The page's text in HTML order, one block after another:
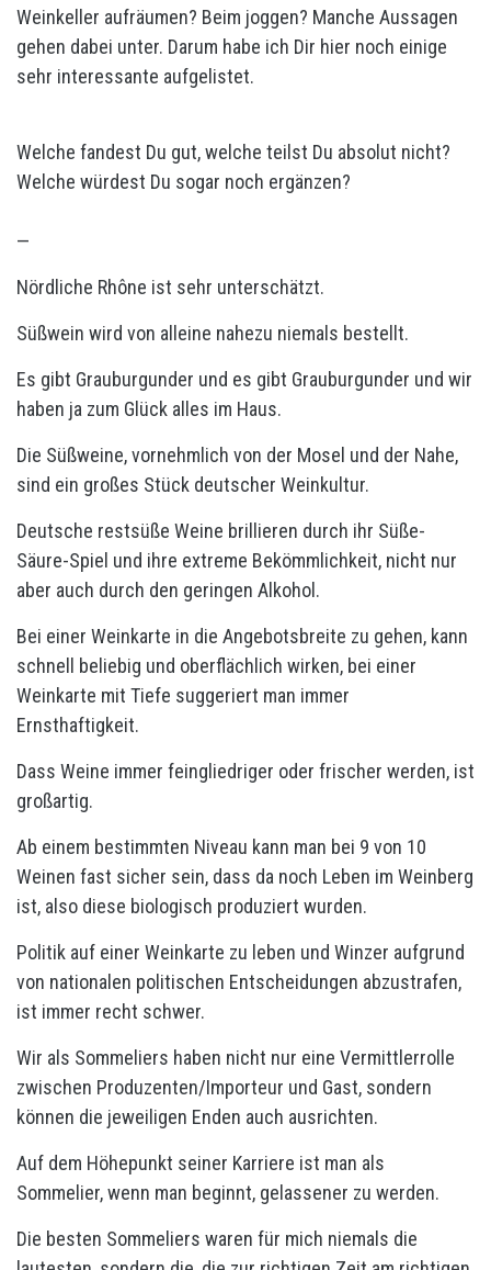
Weinkeller aufräumen? Beim joggen? Manche Aussagen
gehen dabei unter. Darum habe ich Dir hier noch einige
sehr interessante aufgelistet.
Welche fandest Du gut, welche teilst Du absolut nicht?
Welche würdest Du sogar noch ergänzen?
—
Nördliche Rhône ist sehr unterschätzt.
Süßwein wird von alleine nahezu niemals bestellt.
Es gibt Grauburgunder und es gibt Grauburgunder und wir
haben ja zum Glück alles im Haus.
Die Süßweine, vornehmlich von der Mosel und der Nahe,
sind ein großes Stück deutscher Weinkultur.
Deutsche restsüße Weine brillieren durch ihr Süße-
Säure-Spiel und ihre extreme Bekömmlichkeit, nicht nur
aber auch durch den geringen Alkohol.
Bei einer Weinkarte in die Angebotsbreite zu gehen, kann
schnell beliebig und oberflächlich wirken, bei einer
Weinkarte mit Tiefe suggeriert man immer
Ernsthaftigkeit.
Dass Weine immer feingliedriger oder frischer werden, ist
großartig.
Ab einem bestimmten Niveau kann man bei 9 von 10
Weinen fast sicher sein, dass da noch Leben im Weinberg
ist, also diese biologisch produziert wurden.
Politik auf einer Weinkarte zu leben und Winzer aufgrund
von nationalen politischen Entscheidungen abzustrafen,
ist immer recht schwer.
Wir als Sommeliers haben nicht nur eine Vermittlerrolle
zwischen Produzenten/Importeur und Gast, sondern
können die jeweiligen Enden auch ausrichten.
Auf dem Höhepunkt seiner Karriere ist man als
Sommelier, wenn man beginnt, gelassener zu werden.
Die besten Sommeliers waren für mich niemals die